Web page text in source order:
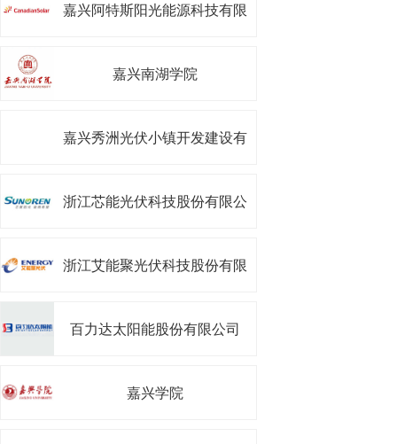
嘉兴阿特斯阳光能源科技有限
嘉兴南湖学院
嘉兴秀洲光伏小镇开发建设有
浙江芯能光伏科技股份有限公
浙江艾能聚光伏科技股份有限
百力达太阳能股份有限公司
嘉兴学院